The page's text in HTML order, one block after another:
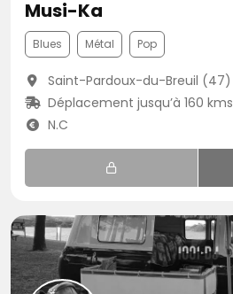
Musi-Ka
Blues Métal Pop
Saint-Pardoux-du-Breuil (47)
Déplacement jusqu’à 160 kms
N.C